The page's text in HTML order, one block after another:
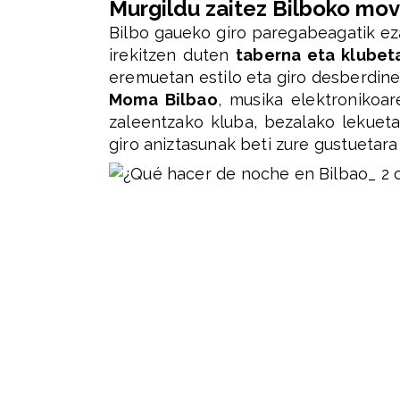
Murgildu zaitez Bilboko
Bilbo gaueko giro paregabeagatik
irekitzen duten taberna eta
eremuetan estilo eta giro
Moma Bilbao, musika
zaleentzako kluba, bezalako
giro aniztasunak beti zure